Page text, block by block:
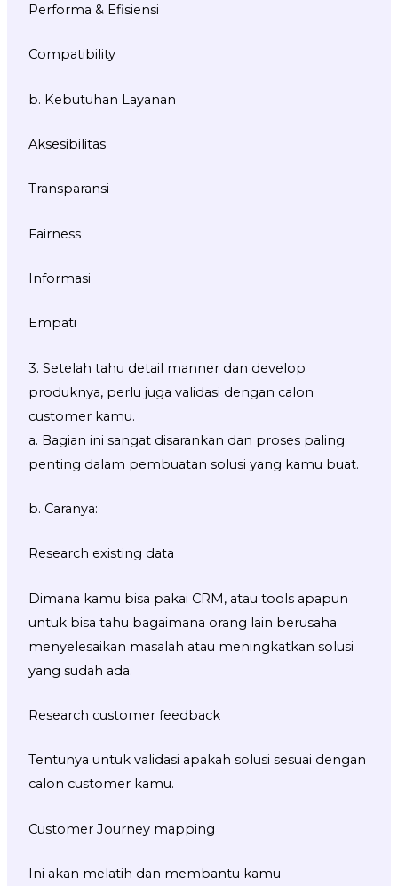
Performa & Efisiensi
Compatibility
b. Kebutuhan Layanan
Aksesibilitas
Transparansi
Fairness
Informasi
Empati
3. Setelah tahu detail manner dan develop
produknya, perlu juga validasi dengan calon
customer kamu.
a. Bagian ini sangat disarankan dan proses paling
penting dalam pembuatan solusi yang kamu buat.
b. Caranya:
Research existing data
Dimana kamu bisa pakai CRM, atau tools apapun
untuk bisa tahu bagaimana orang lain berusaha
menyelesaikan masalah atau meningkatkan solusi
yang sudah ada.
Research customer feedback
Tentunya untuk validasi apakah solusi sesuai dengan
calon customer kamu.
Customer Journey mapping
Ini akan melatih dan membantu kamu